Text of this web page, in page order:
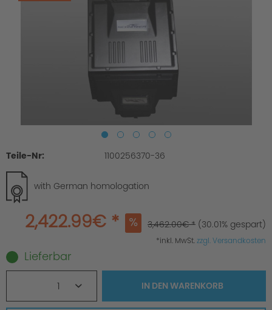
Teile-Nr: 1100256370-36
with German homologation
2,422.99€ * 3,462.00€ * (30.01% gespart)
*inkl. MwSt.zzgl. Versandkosten
Lieferbar
1 IN DENWARENKORB